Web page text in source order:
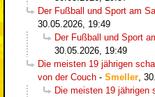
Der Fußball und Sport am
30.05.2026, 19:49
Der Fußball und Sport
30.05.2026, 19:49
Die meisten 19 jährigen
von der Couch - Smeller
Die meisten 19 jährigen